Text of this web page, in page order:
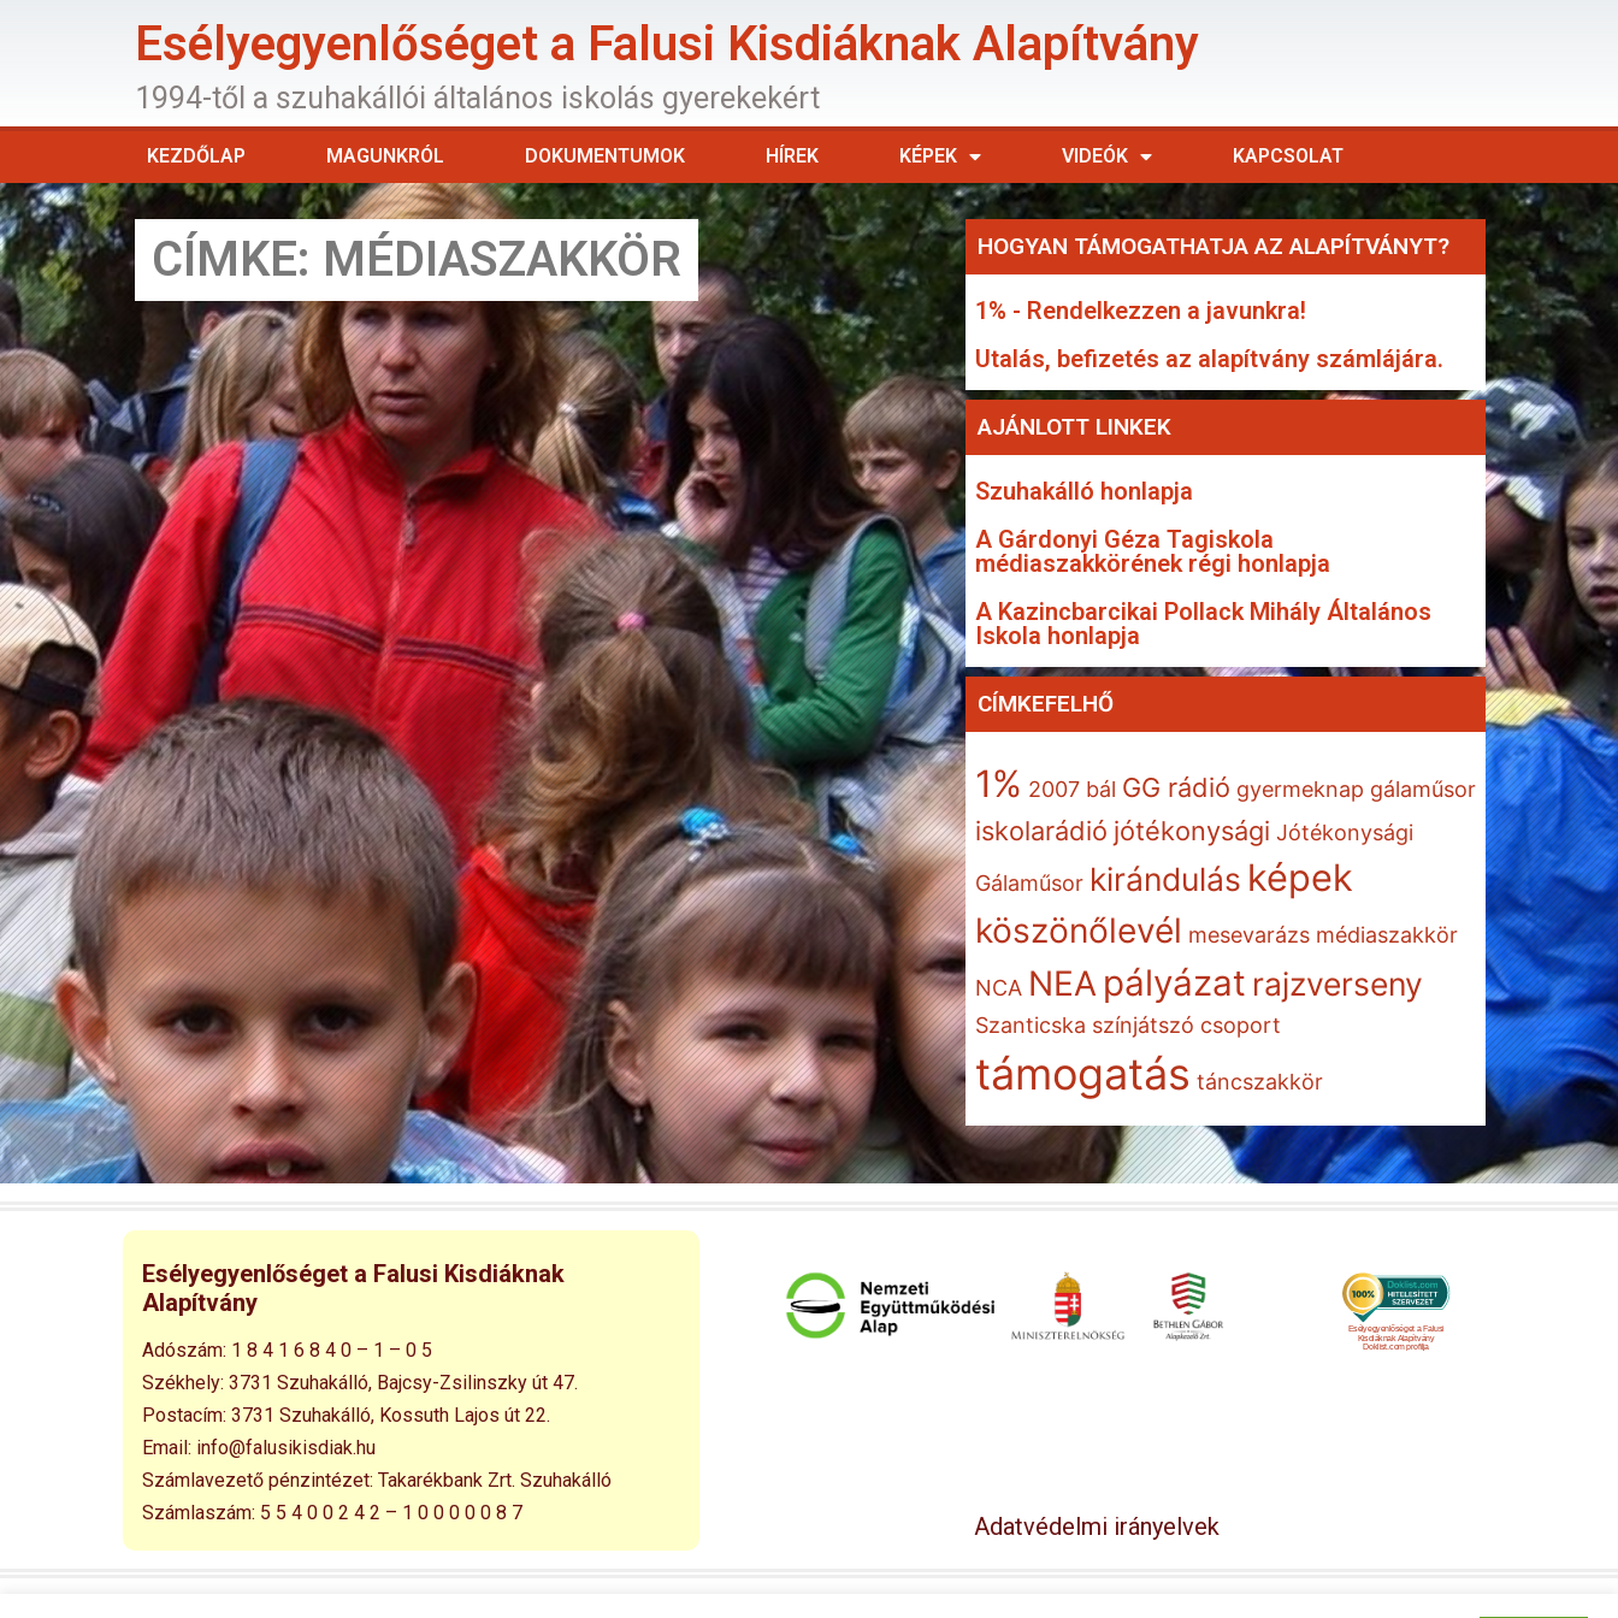
Esélyegyenlőséget a Falusi Kisdiáknak Alapítvány
1994-től a szuhakállói általános iskolás gyerekekért
KEZDŐLAP MAGUNKRÓL DOKUMENTUMOK HÍREK KÉPEK VIDEÓK KAPCSOLAT
CÍMKE: MÉDIASZAKKÖR HOGYAN TÁMOGATHATJA AZ ALAPÍTVÁNYT?
1% - Rendelkezzen a javunkra!
Utalás, befizetés az alapítvány számlájára.
AJÁNLOTT LINKEK
Szuhakálló honlapja
A Gárdonyi Géza Tagiskola
médiaszakkörének régi honlapja
A Kazincbarcikai Pollack Mihály Általános
Iskola honlapja
CÍMKEFELHŐ
1% 2007 bál GG rádió gyermeknap gálaműsor
iskolarádió jótékonysági Jótékonysági
Gálaműsor kirándulás képek
köszönőlevél mesevarázs médiaszakkör
NCA NEA pályázat rajzverseny
Szanticska színjátszó csoport
támogatás táncszakkör
Esélyegyenlőséget a Falusi Kisdiáknak
Alapítvány
Adószám: 1 8 4 1 6 8 4 0 – 1 – 0 5
Székhely: 3731 Szuhakálló, Bajcsy-Zsilinszky út 47.
Postacím: 3731 Szuhakálló, Kossuth Lajos út 22.
Email: info@falusikisdiak.hu
Számlavezető pénzintézet: Takarékbank Zrt. Szuhakálló
Számlaszám: 5 5 4 0 0 2 4 2 – 1 0 0 0 0 0 8 7
Esélyegyenlőséget a Falusi
Kisdiáknak Alapítvány
Doklist.com profilja
Adatvédelmi irányelvek